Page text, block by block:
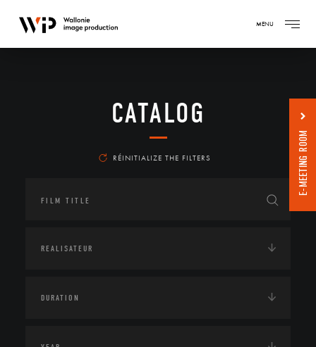
MENU
CATALOG
RÉINITIALIZE THE FILTERS E-MEETING ROOM